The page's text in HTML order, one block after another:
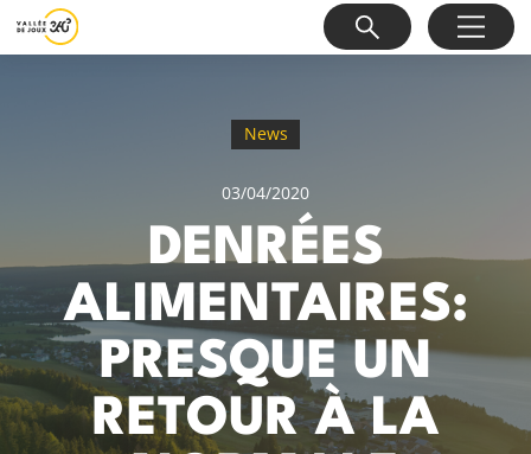
News
03/04/2020
DENRÉES
ALIMENTAIRES:
PRESQUE UN
RETOUR À LA